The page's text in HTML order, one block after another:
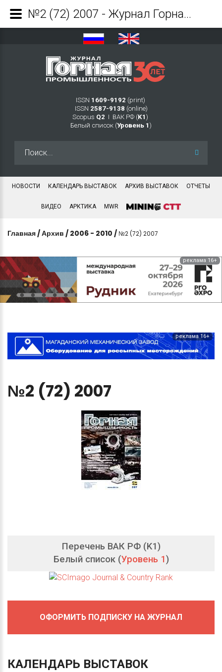
ISSN 1609-9192 (print)
ISSN 2587-9138 (online)
Scopus Q2 Ι ВАК РФ (K1 )
Белый список (Уровень 1 )
НОВОСТИ КАЛЕНДАРЬ ВЫСТАВОК АРХИВ ВЫСТАВОК ОТЧЕТЫ
ВИДЕО АРКТИКА MWR
Главная /Архив / 2006 - 2010 / №2 (72) 2007
реклама 16+
реклама 16+
№2 (72) 2007
Перечень ВАК РФ (K1)
Белый список (Уровень 1)
ОФОРМИТЬ ПОДПИСКУ НА ЖУРНАЛ
КАЛЕНДАРЬ ВЫСТАВОК
№2 (72) 2007 - Журнал Горная промышленность